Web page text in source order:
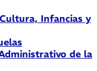
Infancias y
de la